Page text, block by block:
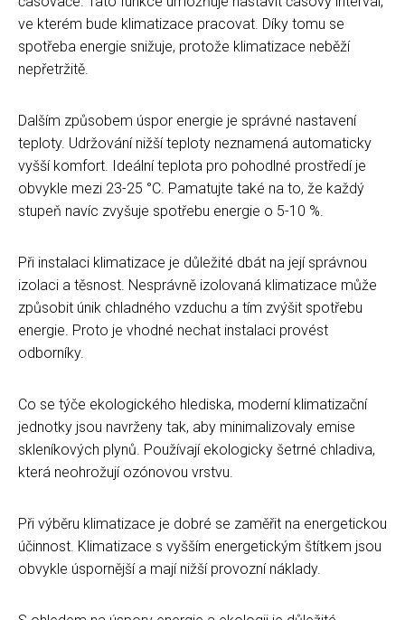
ve kterém bude klimatizace pracovat. Díky tomu se
spotřeba energie snižuje, protože klimatizace neběží
nepřetržitě.
Dalším způsobem úspor energie je správné nastavení
teploty. Udržování nižší teploty neznamená automaticky
vyšší komfort. Ideální teplota pro pohodlné prostředí je
obvykle mezi 23-25 °C. Pamatujte také na to, že každý
stupeň navíc zvyšuje spotřebu energie o 5-10 %.
Při instalaci klimatizace je důležité dbát na její správnou
izolaci a těsnost. Nesprávně izolovaná klimatizace může
způsobit únik chladného vzduchu a tím zvýšit spotřebu
energie. Proto je vhodné nechat instalaci provést
odborníky.
Co se týče ekologického hlediska, moderní klimatizační
jednotky jsou navrženy tak, aby minimalizovaly emise
skleníkových plynů. Používají ekologicky šetrné chladiva,
která neohrožují ozónovou vrstvu.
Při výběru klimatizace je dobré se zaměřit na energetickou
účinnost. Klimatizace s vyšším energetickým štítkem jsou
obvykle úspornější a mají nižší provozní náklady.